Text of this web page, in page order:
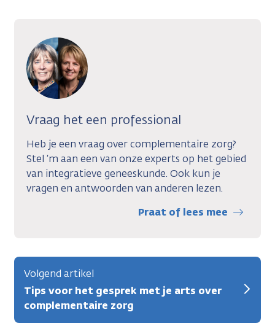
Vraag het een professional
Heb je een vraag over complementaire zorg?
Stel ‘m aan een van onze experts op het gebied
van integratieve geneeskunde. Ook kun je
vragen en antwoorden van anderen lezen.
Praat of lees mee
Volgend artikel
Tips voor het gesprek met je arts over
complementaire zorg